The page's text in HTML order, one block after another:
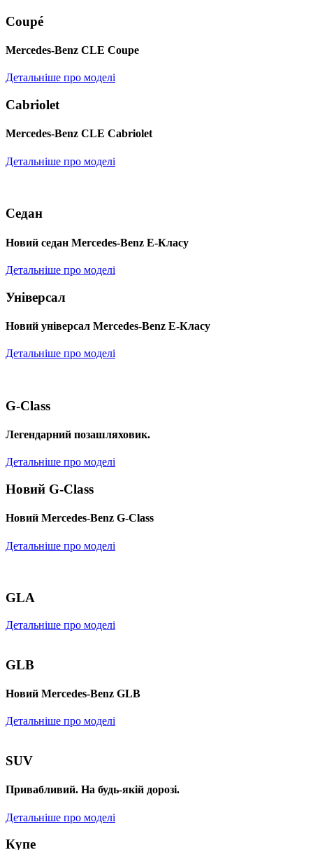
Coupé
Mercedes-Benz CLE Coupe
Детальніше про моделі
Cabriolet
Mercedes-Benz CLE Cabriolet
Детальніше про моделі
Седан
Новий седан Mercedes-Benz Е-Класу
Детальніше про моделі
Універсал
Новий універсал Mercedes-Benz E-Класу
Детальніше про моделі
G-Class
Легендарний позашляховик.
Детальніше про моделі
Новий G-Class
Новий Mercedes-Benz G-Class
Детальніше про моделі
GLA
Детальніше про моделі
GLB
Новий Mercedes-Benz GLB
Детальніше про моделі
SUV
Привабливий. На будь-якій дорозі.
Детальніше про моделі
Купе